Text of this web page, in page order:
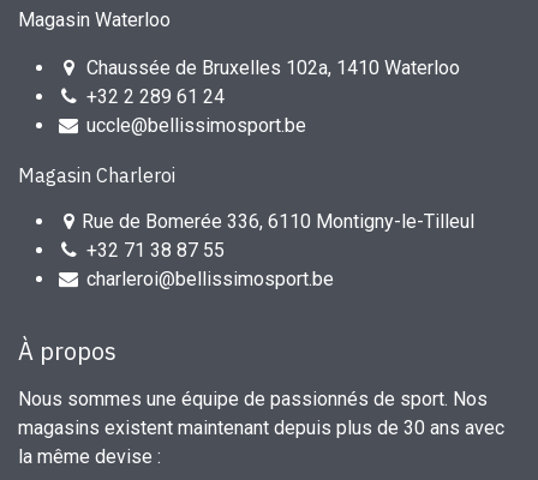
Magasin Waterloo
Chaussée de Bruxelles 102a, 1410 Waterloo
+32 2 289 61 24
uccle@bellissimosport.be
Magasin Charleroi
Rue de Bomerée 336, 6110 Montigny-le-Tilleul
+32 71 38 87 55
charleroi@bellissimosport.be
À propos
Nous sommes une équipe de passionnés de sport. Nos
magasins existent maintenant depuis plus de 30 ans avec
la même devise :